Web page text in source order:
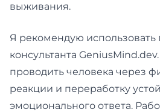
выживания.
Я рекомендую использовать
консультанта
проводить человека через
реакции и переработку
эмоционального ответа.